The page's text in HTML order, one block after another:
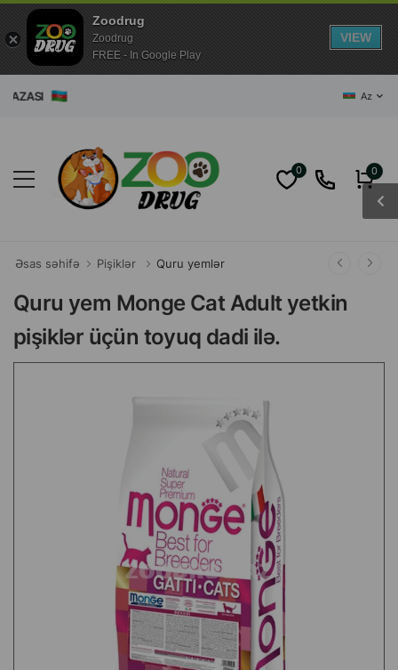
Az
0 0
Əsas səhifə Pişiklər Quru yemlər
Quru yem Monge Cat Adult yetkin
pişiklər üçün toyuq dadi ilə.
Zoodrug
Zoodrug
FREE - In Google Play
VIEW